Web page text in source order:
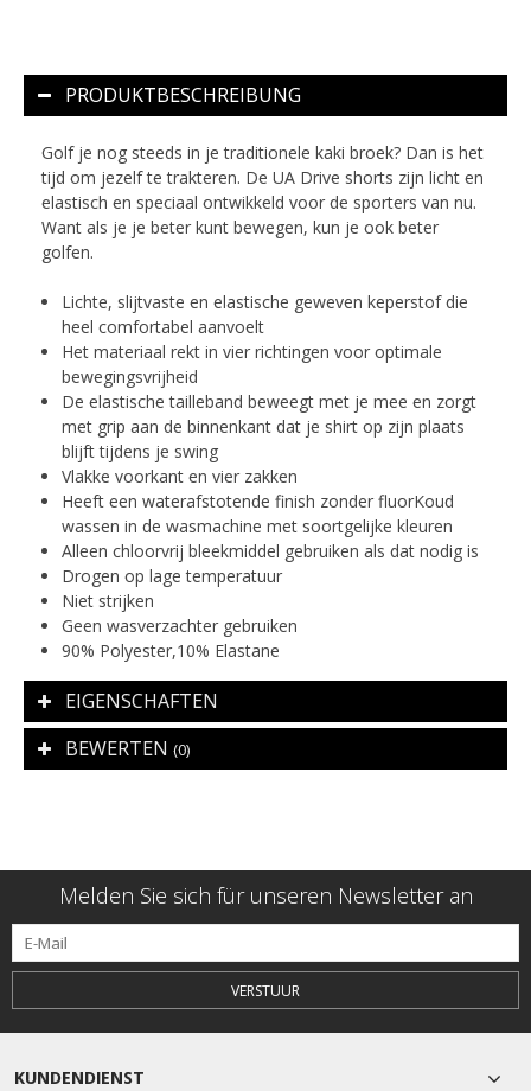
PRODUKTBESCHREIBUNG
Golf je nog steeds in je traditionele kaki broek? Dan is het
tijd om jezelf te trakteren. De UA Drive shorts zijn licht en
elastisch en speciaal ontwikkeld voor de sporters van nu.
Want als je je beter kunt bewegen, kun je ook beter
golfen.
Lichte, slijtvaste en elastische geweven keperstof die
heel comfortabel aanvoelt
Het materiaal rekt in vier richtingen voor optimale
bewegingsvrijheid
De elastische tailleband beweegt met je mee en zorgt
met grip aan de binnenkant dat je shirt op zijn plaats
blijft tijdens je swing
Vlakke voorkant en vier zakken
Heeft een waterafstotende finish zonder fluorKoud
wassen in de wasmachine met soortgelijke kleuren
Alleen chloorvrij bleekmiddel gebruiken als dat nodig is
Drogen op lage temperatuur
Niet strijken
Geen wasverzachter gebruiken
90% Polyester,10% Elastane
EIGENSCHAFTEN
BEWERTEN (0)
Melden Sie sich für unseren Newsletter an
VERSTUUR
KUNDENDIENST